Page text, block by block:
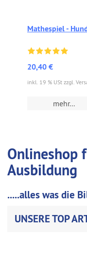
Mathespiel -
20,40 €
inkl. 19 % USt zzgl.
mehr...
Onlineshop
Ausbildung
.....alles was die
UNSERE TOP